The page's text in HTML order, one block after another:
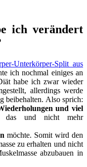
ich verändert
Unterkörper-Split aus
ich nochmal einiges an
habe ich zwar wieder
allerdings werde
beibehalten. Also sprich:
und viel
das und nicht mehr
möchte. Somit wird den
zu erhalten und nicht
abzubauen in